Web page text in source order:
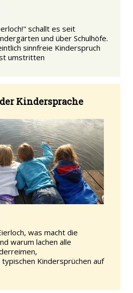
schallt es seit
und über Schulhöfe.
sinnfreie Kinderspruch
umstritten
Kindersprache
was macht die
warum lachen alle
Kindersprüchen auf